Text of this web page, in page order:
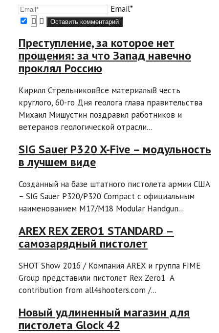
Email*
Преступление, за которое нет
прощения: за что Запад навечно
проклял Россию
Кирилл СтрельниковВсе материалыВ честь
круглого, 60-го Дня геолога глава правительства
Михаил Мишустин поздравил работников и
ветеранов геологической отрасли...
SIG Sauer P320 X-Five – модульность
в лучшем виде
Созданный на базе штатного пистолета армии США
– SIG Sauer P320/P320 Compact с официальным
наименованием M17/M18 Modular Handgun...
AREX REX ZERO1 STANDARD –
самозарядный пистолет
SHOT Show 2016 / Компания AREX и группа FIME
Group представили пистолет Rex Zero1 A
contribution from all4shooters.com /...
Новый удлиненный магазин для
пистолета Glock 42